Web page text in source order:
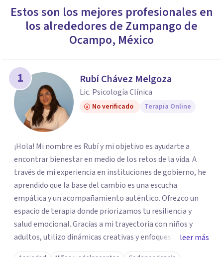
Estos son los mejores profesionales en
los alrededores de Zumpango de
Ocampo, México
1 Rubí Chávez Melgoza
Lic. Psicología Clínica
No verificado Terapia Online
¡Hola! Mi nombre es Rubí y mi objetivo es ayudarte a
encontrar bienestar en medio de los retos de la vida. A
través de mi experiencia en instituciones de gobierno, he
aprendido que la base del cambio es una escucha
empática y un acompañamiento auténtico. ​Ofrezco un
espacio de terapia donde priorizamos tu resiliencia y
salud emocional. Gracias a mi trayectoria con niños y
adultos, utilizo dinámicas creativas y enfoques adaptados
a tus necesidades específicas. Estoy aquí para escucharte
leer más